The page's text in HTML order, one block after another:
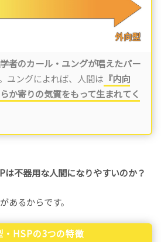
者のカール・ユングが唱えたパー
ユングによれば、人間は 『内向
か寄りの気質をもって生まれてく
は不器用な人間になりやすいのか？
があるからです。
・HSPの3つの特徴